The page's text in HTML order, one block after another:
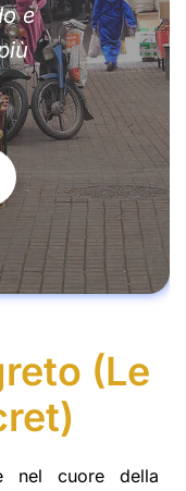
e
(Le
nel cuore della